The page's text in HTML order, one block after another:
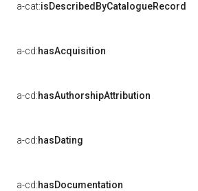
a-cat:isDescribedByCatalogueRecord
a-cd:hasAcquisition
a-cd:hasAuthorshipAttribution
a-cd:hasDating
a-cd:hasDocumentation